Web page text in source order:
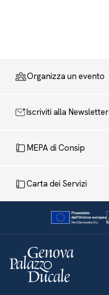
Organizza un evento
Iscriviti alla Newsletter
MEPA di Consip
Carta dei Servizi